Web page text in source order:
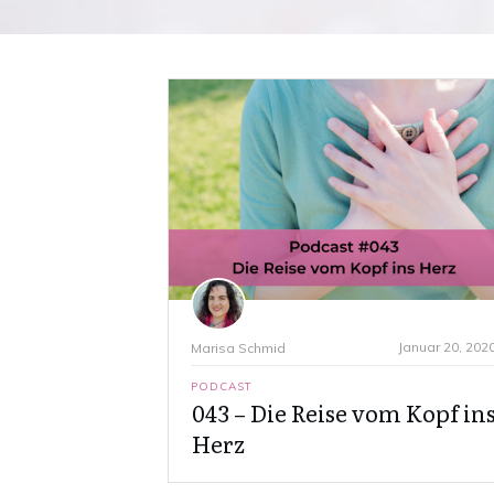
Marisa Schmid Januar 20,
PODCAST
043 – Die Reise vom Kopf
Herz